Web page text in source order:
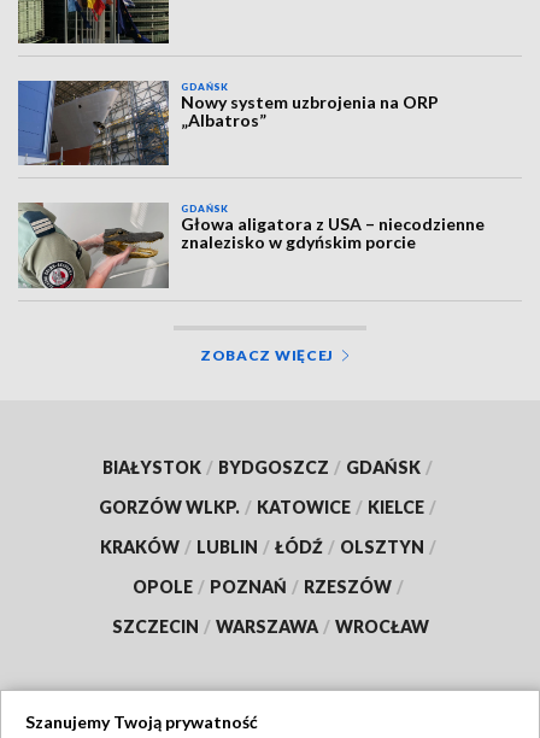
GDAŃSK
Nowy system uzbrojenia na ORP
„Albatros”
GDAŃSK
Głowa aligatora z USA – niecodzienne
znalezisko w gdyńskim porcie
ZOBACZ WIĘCEJ
BIAŁYSTOK / BYDGOSZCZ / GDAŃSK /
GORZÓW WLKP. / KATOWICE / KIELCE /
KRAKÓW / LUBLIN / ŁÓDŹ / OLSZTYN /
OPOLE / POZNAŃ / RZESZÓW /
SZCZECIN / WARSZAWA / WROCŁAW
Szanujemy Twoją prywatność